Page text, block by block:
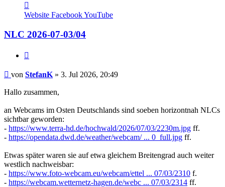
von
StefanK
Website FacebookYouTube
NLC 2026-07-03/04
Beitrag
von StefanK » 3. Jul 2026, 20:49
Hallo zusammen,
an Webcams im Osten Deutschlands sind soeben horizontnah NLCs
sichtbar geworden:
- https://www.terra-hd.de/hochwald/2026/07/03/2230m.jpg ff.
- https://opendata.dwd.de/weather/webcam/ ... 0_full.jpg ff.
Etwas später waren sie auf etwa gleichem Breitengrad auch weiter
westlich nachweisbar:
- https://www.foto-webcam.eu/webcam/ettel ... 07/03/2310 f.
- https://webcam.wetternetz-hagen.de/webc ... 07/03/2314 ff.